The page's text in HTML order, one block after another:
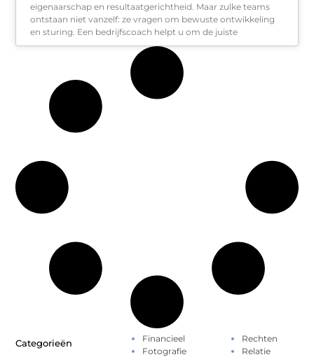
eigenaarschap en resultaatgerichtheid. Maar zulke teams
ontstaan niet vanzelf: ze vragen om bewuste ontwikkeling
en sturing. Een bedrijfscoach helpt u om de juiste
Categorieën
Financieel
Fotografie
Rechten
Relatie